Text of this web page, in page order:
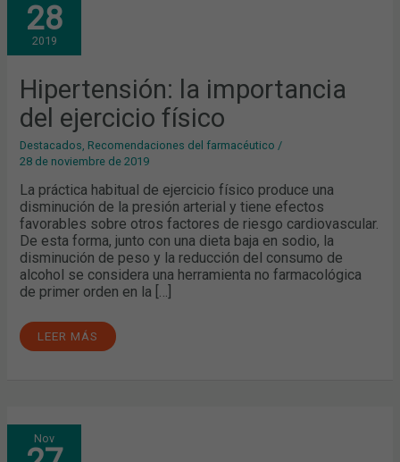
28
2019
Hipertensión: la importancia
del ejercicio físico
Destacados Recomendaciones del farmacéutico /
28 de noviembre de 2019
La práctica habitual de ejercicio físico produce una
disminución de la presión arterial y tiene efectos
favorables sobre otros factores de riesgo cardiovascular.
De esta forma, junto con una dieta baja en sodio, la
disminución de peso y la reducción del consumo de
alcohol se considera una herramienta no farmacológica
de primer orden en la […]
IMPORTANCIA
DEL
EJERCICIO
FÍSICO
LEER MÁS
Nov
SE
PRESENTAN
LOS